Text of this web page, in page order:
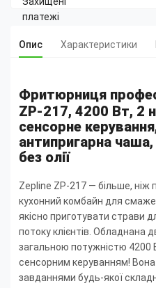
Опис Характеристики
Фритюрниця
ZP-217, 4200 Вт, 2
сенсорне
антипригарна
без олії
Zepline ZP-217 — більше,
кухонний комбайн для
якісно приготувати страви
потоку клієнтів.
загальною потужністю 4200
сенсорним керуванням! Вона
завданнями будь-якої